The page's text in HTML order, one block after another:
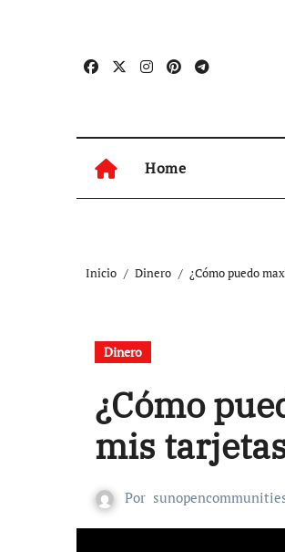
Home
Inicio Dinero ¿Cómo puedo
Dinero
¿Cómo
mis
Por